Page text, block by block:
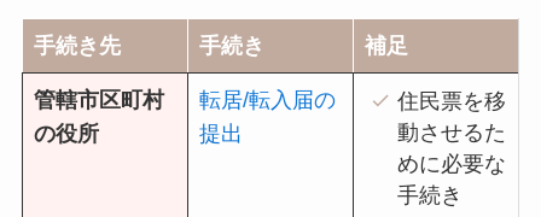
手続き先 手続き 補足
管轄市区町村
の役所
転居/転入届の
提出
住民票を移
動させるた
めに必要な
手続き